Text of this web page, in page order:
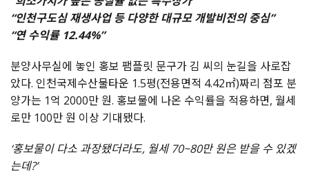
“인천구도심 재생사업 등 다양한 대규모 개발비전의 중심”
“연 수익률 12.44%”
분양사무실에 놓인 홍보 팸플릿 문구가 김 씨의 눈길을 사로잡
았다. 인천국제수산물타운 1.5평(전용면적 4.42㎡)짜리 점포 분
양가는 1억 2000만 원. 홍보물에 나온 수익률을 적용하면, 월세
로만 100만 원 이상 기대됐다.
‘홍보물이 다소 과장됐더라도, 월세 70~80만 원은 받을 수 있겠
는데?’